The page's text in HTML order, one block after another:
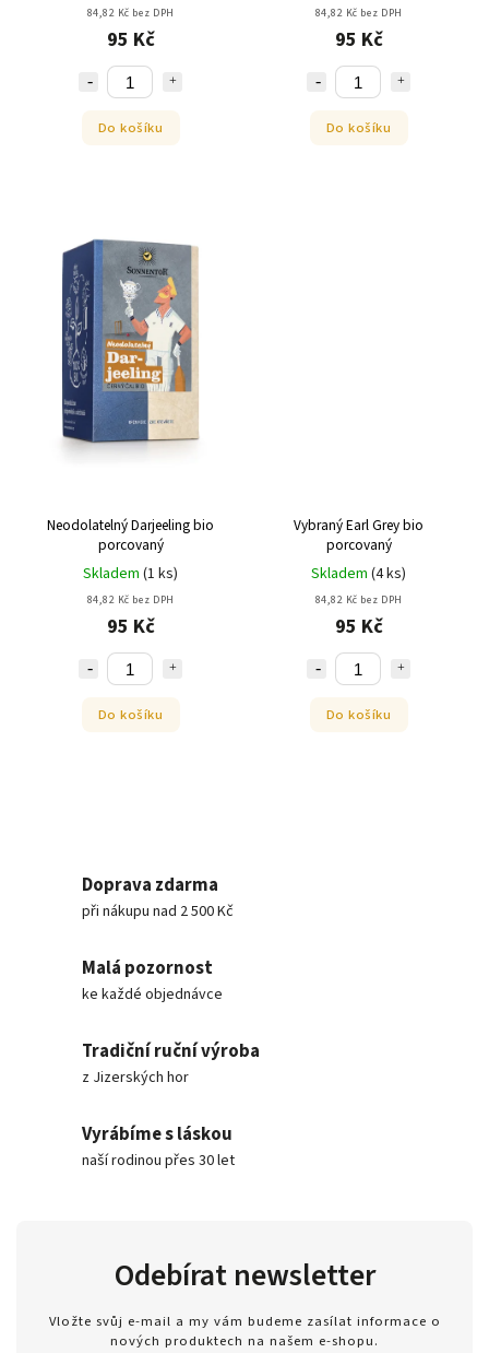
84,82 Kč bez DPH
95 Kč
Do košíku
84,82 Kč bez DPH
95 Kč
Do košíku
Neodolatelný Darjeeling bio
porcovaný
Skladem (1 ks)
84,82 Kč bez DPH
95 Kč
Do košíku
Vybraný Earl Grey bio
porcovaný
Skladem (4 ks)
84,82 Kč bez DPH
95 Kč
Do košíku
Doprava zdarma
při nákupu nad 2 500 Kč
Malá pozornost
ke každé objednávce
Tradiční ruční výroba
z Jizerských hor
Vyrábíme s láskou
naší rodinou přes 30 let
Odebírat newsletter
Vložte svůj e-mail a my vám budeme zasílat informace o
nových produktech na našem e-shopu.